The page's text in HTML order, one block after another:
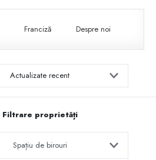
Franciză Despre noi
Actualizate recent
Filtrare proprietăți
Spațiu de birouri